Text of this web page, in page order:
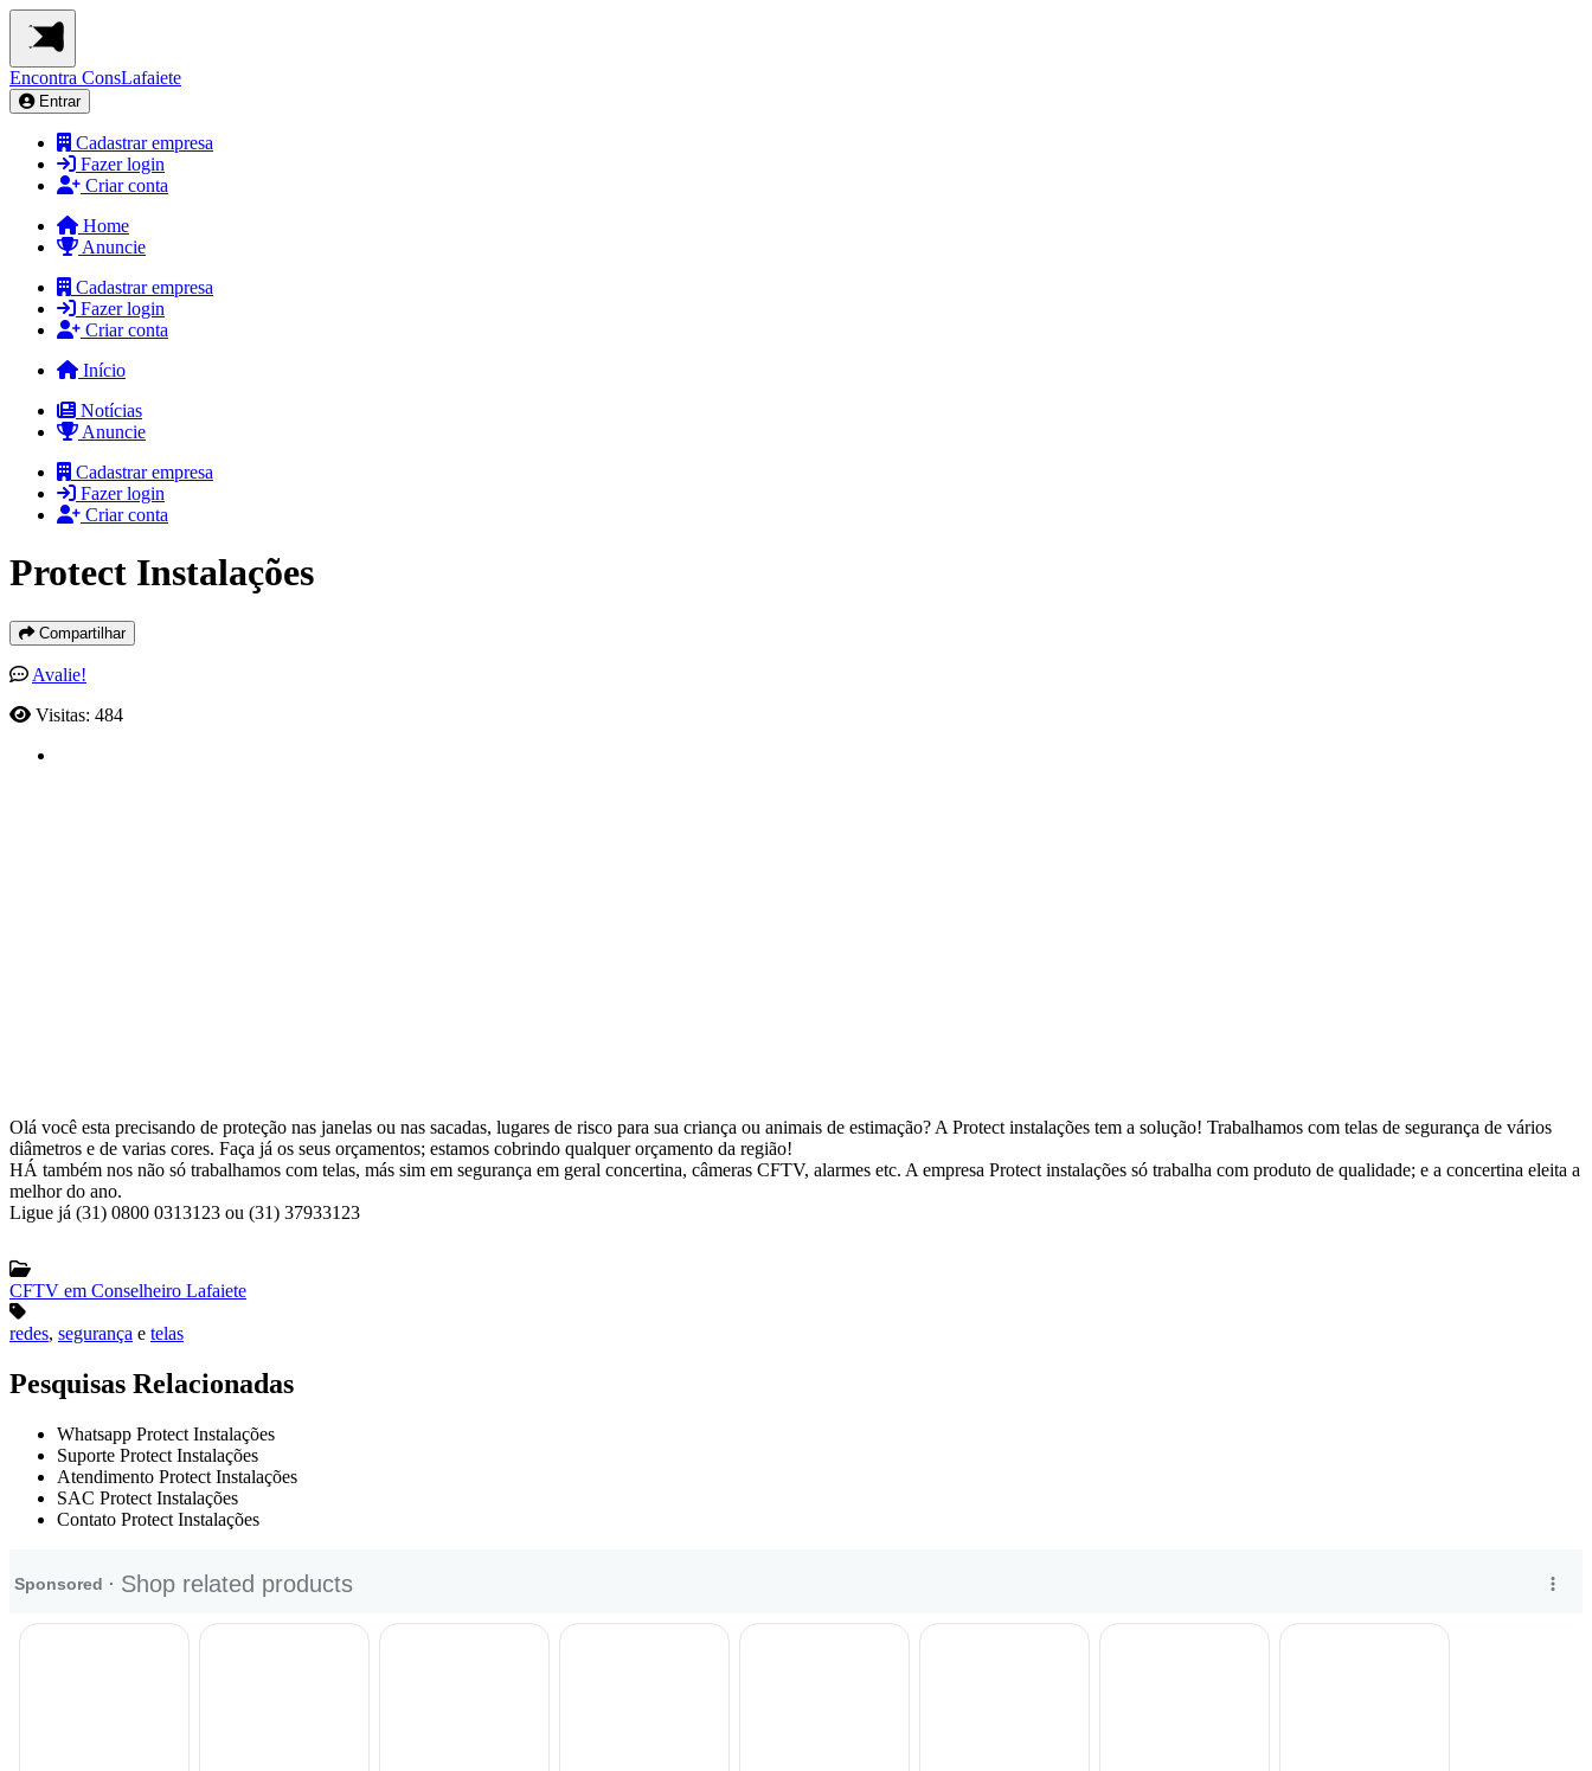
Encontra ConsLafaiete
Entrar
Cadastrar empresa
Fazer login
Criar conta
Home
Anuncie
Cadastrar empresa
Fazer login
Criar conta
Início
Notícias
Anuncie
Cadastrar empresa
Fazer login
Criar conta
Protect Instalações
Compartilhar
Avalie!
Visitas: 484
Olá você esta precisando de proteção nas janelas ou nas sacadas, lugares de risco para sua criança ou animais de estimação? A Protect instalações tem a solução! Trabalhamos com telas de segurança de vários
diâmetros e de varias cores. Faça já os seus orçamentos; estamos cobrindo qualquer orçamento da região!
HÁ também nos não só trabalhamos com telas, más sim em segurança em geral concertina, câmeras CFTV, alarmes etc. A empresa Protect instalações só trabalha com produto de qualidade; e a concertina eleita a
melhor do ano.
Ligue já (31) 0800 0313123 ou (31) 37933123
CFTV em Conselheiro Lafaiete
redes, segurança e telas
Pesquisas Relacionadas
Whatsapp Protect Instalações
Suporte Protect Instalações
Atendimento Protect Instalações
SAC Protect Instalações
Contato Protect Instalações